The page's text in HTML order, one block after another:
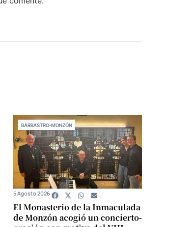
BARBASTRO-MONZÓN
El Monasterio de la Inmaculada
de Monzón acogió un concierto-
5 Agosto 2026